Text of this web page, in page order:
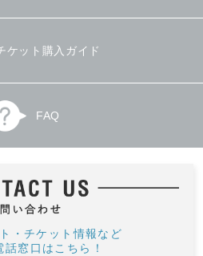
ケット購入ガイド
FAQ
・チケット情報など
話窓口はこちら！